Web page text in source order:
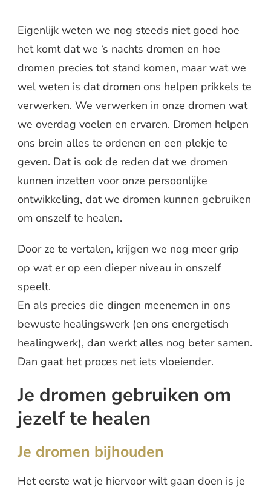
Eigenlijk weten we nog steeds niet goed hoe
het komt dat we ‘s nachts dromen en hoe
dromen precies tot stand komen, maar wat we
wel weten is dat dromen ons helpen prikkels te
verwerken. We verwerken in onze dromen wat
we overdag voelen en ervaren. Dromen helpen
ons brein alles te ordenen en een plekje te
geven. Dat is ook de reden dat we dromen
kunnen inzetten voor onze persoonlijke
ontwikkeling, dat we dromen kunnen gebruiken
om onszelf te healen.
Door ze te vertalen, krijgen we nog meer grip
op wat er op een dieper niveau in onszelf
speelt.
En als precies die dingen meenemen in ons
bewuste healingswerk (en ons energetisch
healingwerk), dan werkt alles nog beter samen.
Dan gaat het proces net iets vloeiender.
Je dromen gebruiken om
jezelf te healen
Je dromen bijhouden
Het eerste wat je hiervoor wilt gaan doen is je